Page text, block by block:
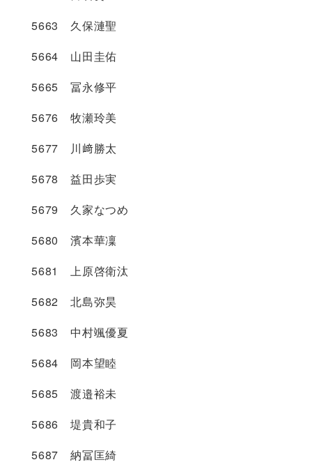
5663 久保漣聖
5664 山田圭佑
5665 冨永修平
5676 牧瀬玲美
5677 川﨑勝太
5678 益田歩実
5679 久家なつめ
5680 濱本華凜
5681 上原啓衛汰
5682 北島弥昊
5683 中村颯優夏
5684 岡本望睦
5685 渡邉裕未
5686 堤貴和子
5687 納冨匡綺